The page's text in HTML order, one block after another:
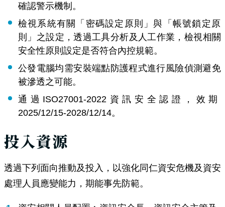
確認警示機制。
檢視系統有關「密碼設定原則」與「帳號鎖定原
則」之設定，透過工具分析及人工作業，檢視相關
安全性原則設定是否符合內控規範。
公發電腦均需安裝端點防護程式進行風險偵測避免
被滲透之可能。
通過ISO27001-2022資訊安全認證，效期
2025/12/15-2028/12/14。
投入資源
透過下列面向推動及投入，以強化同仁資安危機及資安
處理人員應變能力，期能事先防範。